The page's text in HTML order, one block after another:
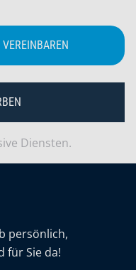
Diensten.
persönlich,
für Sie da!